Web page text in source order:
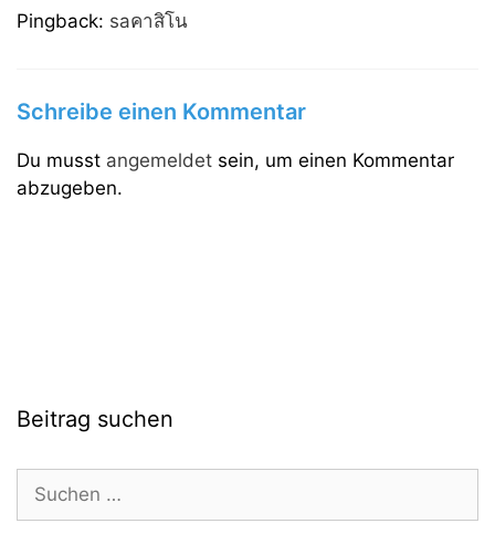
Pingback: saคาสิโน
Schreibe einen Kommentar
Du musst angemeldet sein, um einen Kommentar
abzugeben.
Beitrag suchen
nach: